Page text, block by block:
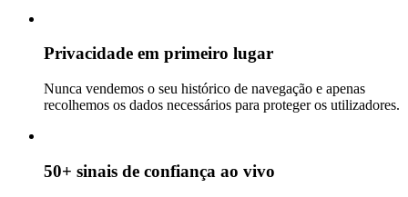
Privacidade em primeiro lugar
Nunca vendemos o seu histórico de navegação e apenas
recolhemos os dados necessários para proteger os utilizadores.
50+ sinais de confiança ao vivo